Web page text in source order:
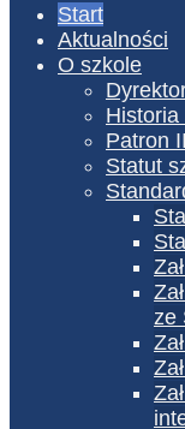
Start
Aktualności
O szkole
Historia
Patron
Statut
ze